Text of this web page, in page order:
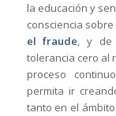
la educación y
consciencia
el fraude, y de
tolerancia cero al
proceso
permita ir
tanto en el